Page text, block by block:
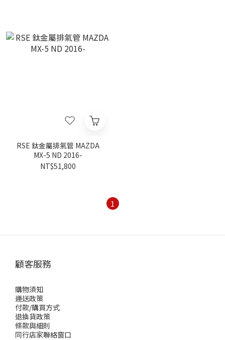
RSE 鈦金屬排氣管 MAZDA
MX-5 ND 2016-
NT$51,800
1
顧客服務
購物須知
運送政策
付款/購買方式
退換貨政策
條款與細則
同行店家聯絡窗口